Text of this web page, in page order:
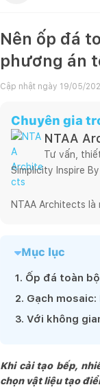
Nên ốp đá
phương án
Cập nhật ngày 19/05/
Chuyên gia
NTAA
Tư vấn,
Simplicity Inspire
NTAA Architects
nghiêm túc, trung
Có một sự thật là,
cho mình lối đi
dự án mưu cầu
đậm dấu ấn của
Chúng tôi luôn hy
huyết, chuyên
Mục lục
1. Ốp đá toàn
2. Gạch
3. Với không
Khi cải tạo bếp,
chọn vật liệu tạo